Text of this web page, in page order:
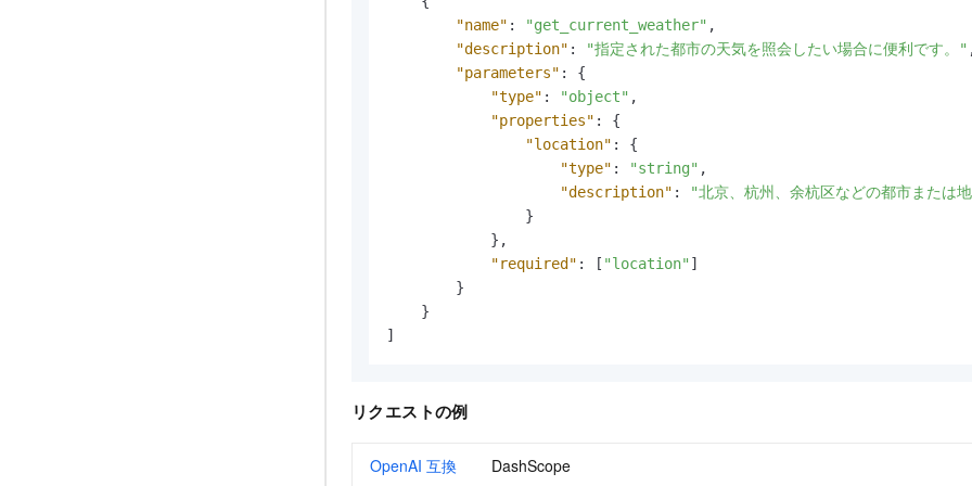
"name" : "get_current_weather" ,
"description" : "指定された都市の天気を照会したい場合に便利です。"
"parameters" :
{
"type" : "object" ,
"properties" :
{
"location" :
{
"type" : "string" ,
"description" : "北京、杭州、余杭区などの都市または
}
} ,
"required" : [ "location" ]
}
}
]
リクエストの例
OpenAI 互換 DashScope